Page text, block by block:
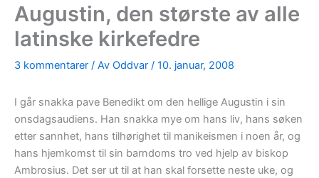
Augustin, den største av alle
latinske kirkefedre
3 kommentarer / Av Oddvar / 10. januar, 2008
I går snakka pave Benedikt om den hellige Augustin i sin
onsdagsaudiens. Han snakka mye om hans liv, hans søken
etter sannhet, hans tilhørighet til manikeismen i noen år, og
hans hjemkomst til sin barndoms tro ved hjelp av biskop
Ambrosius. Det ser ut til at han skal forsette neste uke, og